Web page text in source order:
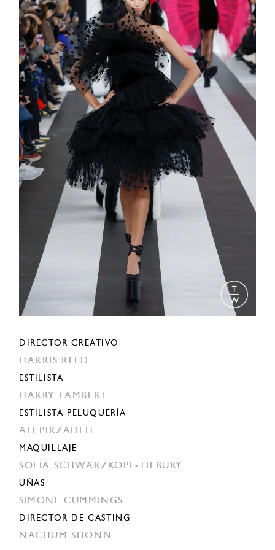
DIRECTOR CREATIVO
HARRIS REED
ESTILISTA
HARRY LAMBERT
ESTILISTA PELUQUERÍA
ALI PIRZADEH
MAQUILLAJE
SOFIA SCHWARZKOPF-TILBURY
UÑAS
SIMONE CUMMINGS
DIRECTOR DE CASTING
NACHUM SHONN